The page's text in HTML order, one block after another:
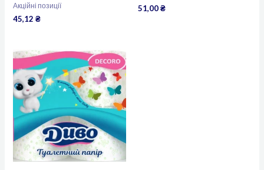
Акційні позиції
45,12₴
51,00₴